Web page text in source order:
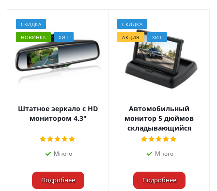
СКИДКА
НОВИНКА
ХИТ
Штатное зеркало с HD
монитором 4.3"
Много
Подробнее
СКИДКА
АКЦИЯ
ХИТ
Автомобильный
монитор 5 дюймов
складывающийся
Много
Подробнее